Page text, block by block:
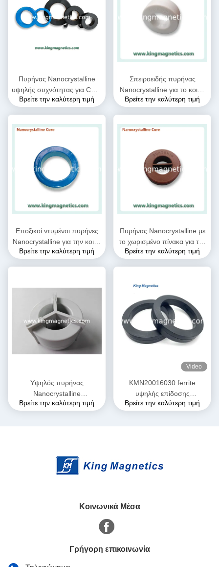
Πυρήνας Nanocrystalline
υψηλής συχνότητας για CMC
το πηνίο σπειρών έμφραξης
Βρείτε την καλύτερη τιμή
Σπειροειδής πυρήνας
Nanocrystalline για το κοινό
φίλτρο n32-20-10 έμφραξης
Βρείτε την καλύτερη τιμή
Εποξικοί ντυμένοι πυρήνες
Nanocrystalline για την κοινή
έμφραξη τρόπου EMC και
Βρείτε την καλύτερη τιμή
Πυρήνας Nanocrystalline με
το χωρισμένο πίνακα για την
κοινή έμφραξη n30-20-10
Βρείτε την καλύτερη τιμή
Υψηλός πυρήνας
Nanocrystalline
διαπερατότητας τριφασικός
Βρείτε την καλύτερη τιμή
Video
KMN20016030 ferrite
υψηλής επίδοσης
σπειροειδής πυρήνας
Βρείτε την καλύτερη τιμή
Κοινωνικά Μέσα
Γρήγορη επικοινωνία